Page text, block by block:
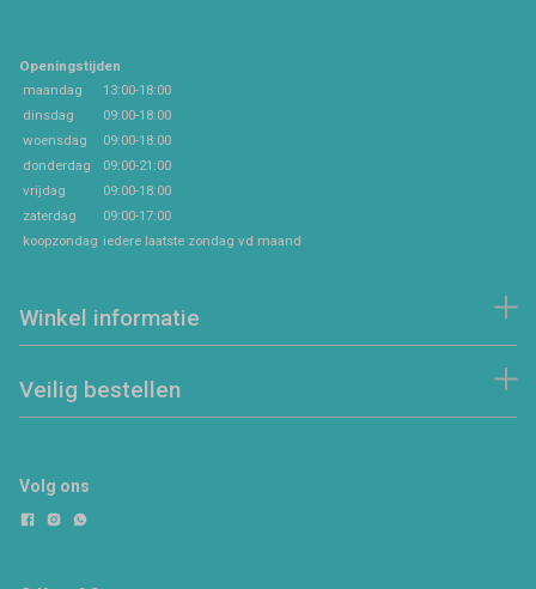
Openingstijden
maandag
13:00-18:00
dinsdag
09:00-18:00
woensdag
09:00-18:00
donderdag
09:00-21:00
vrijdag
09:00-18:00
zaterdag
09:00-17:00
koopzondag iedere laatste zondag vd maand
Winkel informatie
Veilig bestellen
Volg ons